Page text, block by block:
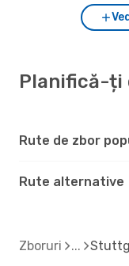
Planifică-ți
Rute de zbor
Rute alternative
Zboruri